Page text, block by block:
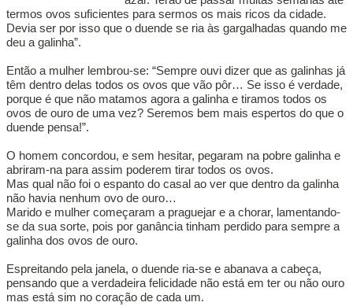
termos ovos suficientes para sermos os mais ricos da cidade.
Devia ser por isso que o duende se ria às gargalhadas quando me
deu a galinha”.
Então a mulher lembrou-se: “Sempre ouvi dizer que as galinhas já
têm dentro delas todos os ovos que vão pôr… Se isso é verdade,
porque é que não matamos agora a galinha e tiramos todos os
ovos de ouro de uma vez? Seremos bem mais espertos do que o
duende pensa!”.
O homem concordou, e sem hesitar, pegaram na pobre galinha e
abriram-na para assim poderem tirar todos os ovos.
Mas qual não foi o espanto do casal ao ver que dentro da galinha
não havia nenhum ovo de ouro…
Marido e mulher começaram a praguejar e a chorar, lamentando-
se da sua sorte, pois por ganância tinham perdido para sempre a
galinha dos ovos de ouro.
Espreitando pela janela, o duende ria-se e abanava a cabeça,
pensando que a verdadeira felicidade não está em ter ou não ouro
mas está sim no coração de cada um.